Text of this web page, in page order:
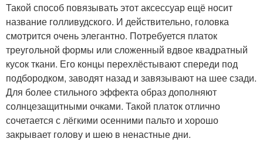
Такой способ повязывать этот аксессуар ещё носит
название голливудского. И действительно, головка
смотрится очень элегантно. Потребуется платок
треугольной формы или сложенный вдвое квадратный
кусок ткани. Его концы перехлёстывают спереди под
подбородком, заводят назад и завязывают на шее сзади.
Для более стильного эффекта образ дополняют
солнцезащитными очками. Такой платок отлично
сочетается с лёгкими осенними пальто и хорошо
закрывает голову и шею в ненастные дни.